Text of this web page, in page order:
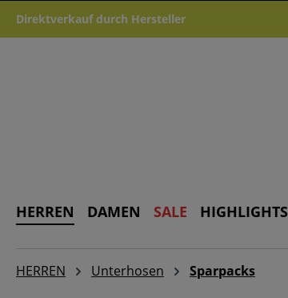
Hauptinhalt springen
Zur Suche springen
Zur Hauptnavigation springen
Direktverkauf durch Hersteller
HERREN DAMEN SALE HIGHLIGHTS
HERREN Unterhosen Sparpacks